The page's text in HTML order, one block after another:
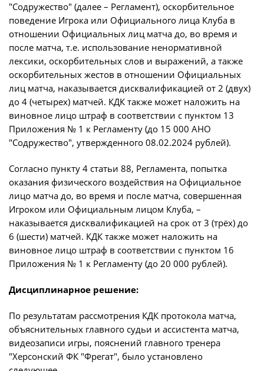
Команды
Игроки
Дисквалификации
О турнире
Архив турниров
Регламентирующие документы
"Содружество" (далее – Регламент), оскорбительное
поведение Игрока или Официального лица Клуба в
отношении Официальных лиц матча до, во время и
после матча, т.е. использование ненормативной
лексики, оскорбительных слов и выражений, а также
оскорбительных жестов в отношении Официальных
лиц матча, наказывается дисквалификацией от 2 (двух)
до 4 (четырех) матчей. КДК также может наложить на
виновное лицо штраф в соответствии с пунктом 13
Приложения № 1 к Регламенту (до 15 000 АНО
"Содружество", утвержденного 08.02.2024 рублей).
Согласно пункту 4 статьи 88, Регламента, попытка
оказания физического воздействия на Официальное
лицо матча до, во время и после матча, совершенная
Игроком или Официальным лицом Клуба, –
наказывается дисквалификацией на срок от 3 (трёх) до
6 (шести) матчей. КДК также может наложить на
виновное лицо штраф в соответствии с пунктом 16
Приложения № 1 к Регламенту (до 20 000 рублей).
Дисциплинарное решение:
По результатам рассмотрения КДК протокола матча,
объяснительных главного судьи и ассистента матча,
видеозаписи игры, пояснений главного тренера
"Херсонский ФК "Фрегат", было установлено